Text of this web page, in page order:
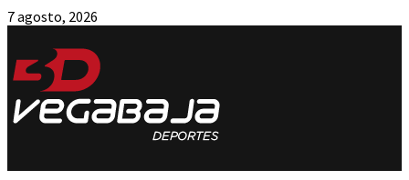
7 agosto, 2026